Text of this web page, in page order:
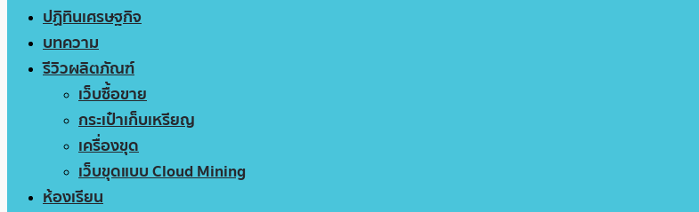
ปฏิทินเศรษฐกิจ
บทความ
รีวิวผลิตภัณฑ์
เว็บซื้อขาย
กระเป๋าเก็บเหรียญ
เครื่องขุด
เว็บขุดแบบ Cloud Mining
ห้องเรียน